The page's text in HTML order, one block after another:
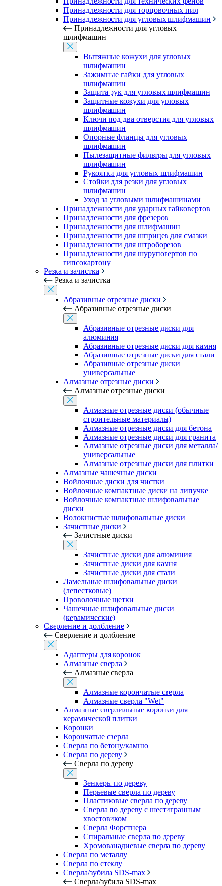
Принадлежности для торцовочных пил
Принадлежности для угловых шлифмашин
Принадлежности для угловых
шлифмашин
Вытяжные кожухи для угловых
шлифмашин
Зажимные гайки для угловых
шлифмашин
Защита рук для угловых шлифмашин
Защитные кожухи для угловых
шлифмашин
Ключи под два отверстия для угловых
шлифмашин
Опорные фланцы для угловых
шлифмашин
Пылезащитные фильтры для угловых
шлифмашин
Рукоятки для угловых шлифмашин
Стойки для резки для угловых
шлифмашин
Уход за угловыми шлифмашинами
Принадлежности для ударных гайковертов
Принадлежности для фрезеров
Принадлежности для шлифмашин
Принадлежности для шприцев для смазки
Принадлежности для штроборезов
Принадлежности для шуруповертов по
гипсокартону
Резка и зачистка
Резка и зачистка
Абразивные отрезные диски
Абразивные отрезные диски
Абразивные отрезные диски для
алюминия
Абразивные отрезные диски для камня
Абразивные отрезные диски для стали
Абразивные отрезные диски
универсальные
Алмазные отрезные диски
Алмазные отрезные диски
Алмазные отрезные диски (обычные
строительные материалы)
Алмазные отрезные диски для бетона
Алмазные отрезные диски для гранита
Алмазные отрезные диски для металла/
универсальные
Алмазные отрезные диски для плитки
Алмазные чашечные диски
Войлочные диски для чистки
Войлочные компактные диски на липучке
Войлочные компактные шлифовальные
диски
Волокнистые шлифовальные диски
Зачистные диски
Зачистные диски
Зачистные диски для алюминия
Зачистные диски для камня
Зачистные диски для стали
Ламельные шлифовальные диски
(лепестковые)
Проволочные щетки
Чашечные шлифовальные диски
(керамические)
Сверление и долбление
Сверление и долбление
Адаптеры для коронок
Алмазные сверла
Алмазные сверла
Алмазные корончатые сверла
Алмазные сверла "Wet"
Алмазные сверлильные коронки для
керамической плитки
Коронки
Корончатые сверла
Сверла по бетону/камню
Сверла по дереву
Сверла по дереву
Зенкеры по дереву
Перьевые сверла по дереву
Пластиковые сверла по дереву
Сверла по дереву с шестигранным
хвостовиком
Сверла Форстнера
Спиральные сверла по дереву
Хромованадиевые сверла по дереву
Сверла по металлу
Сверла по стеклу
Сверла/зубила SDS-max
Сверла/зубила SDS-max